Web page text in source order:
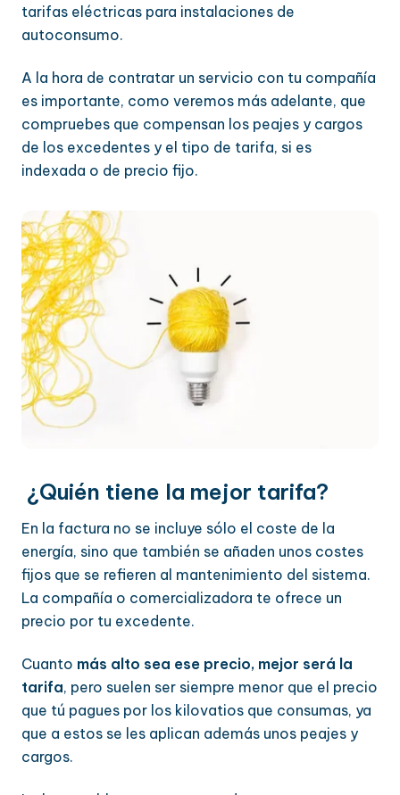
tarifas eléctricas para instalaciones de
autoconsumo.
A la hora de contratar un servicio con tu compañía
es importante, como veremos más adelante, que
compruebes que compensan los peajes y cargos
de los excedentes y el tipo de tarifa, si es
indexada o de precio fijo.
¿Quién tiene la mejor tarifa?
En la factura no se incluye sólo el coste de la
energía, sino que también se añaden unos costes
fijos que se refieren al mantenimiento del sistema.
La compañía o comercializadora te ofrece un
precio por tu excedente.
Cuanto más alto sea ese precio, mejor será la
tarifa, pero suelen ser siempre menor que el precio
que tú pagues por los kilovatios que consumas, ya
que a estos se les aplican además unos peajes y
cargos.